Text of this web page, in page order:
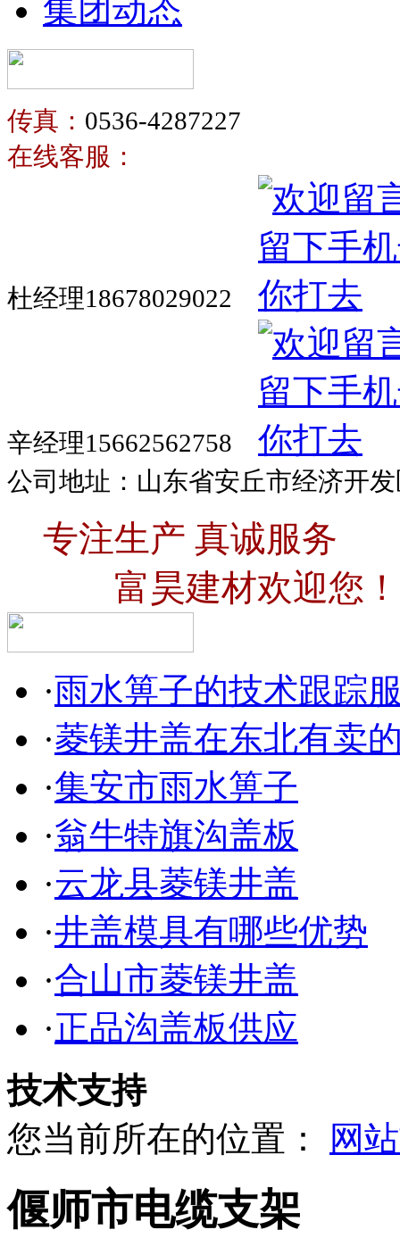
集团动态
传真： 0536-4287227
在线客服：
杜经理18678029022
辛经理15662562758
公司地址：山东省安丘市经济开
专注生产 真诚服务
富昊建材欢迎您！
·雨水箅子的技术跟踪
·菱镁井盖在东北有卖
·集安市雨水箅子
·翁牛特旗沟盖板
·云龙县菱镁井盖
·井盖模具有哪些优势
·合山市菱镁井盖
·正品沟盖板供应
技术支持
您当前所在的位置：
网
偃师市电缆支架